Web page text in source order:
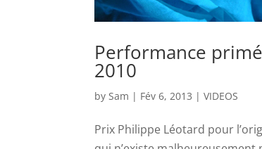
Performance
2010
bySam | Fév 6, 2013 |VIDEOS
Prix Philippe Léotard pour